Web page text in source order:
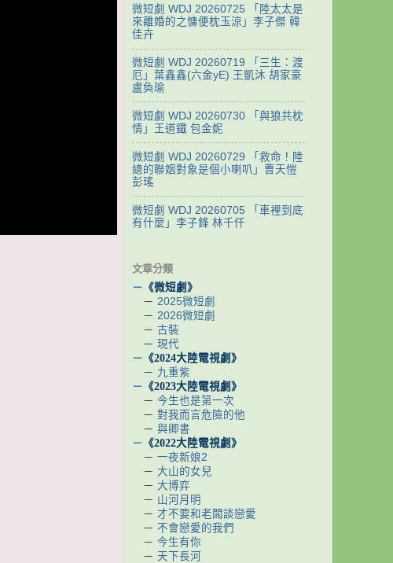
微短劇 WDJ 20260725 「陸太太是
來離婚的之慵便枕玉涼」李子傑 韓
佳卉
微短劇 WDJ 20260719 「三生：渡
厄」葉鑫鑫(六金yE) 王凱沐 胡家豪
盧奐瑜
微短劇 WDJ 20260730 「與狼共枕
情」王道鐵 包金妮
微短劇 WDJ 20260729 「救命！陸
總的聯姻對象是個小喇叭」曹天愷
彭瑤
微短劇 WDJ 20260705 「車裡到底
有什麼」李子鋒 林千仟
文章分類
－ 《微短劇》
－ 2025微短劇
－ 2026微短劇
－ 古裝
－ 現代
－ 《2024大陸電視劇》
－ 九重紫
－ 《2023大陸電視劇》
－ 今生也是第一次
－ 對我而言危險的他
－ 與卿書
－ 《2022大陸電視劇》
－ 一夜新娘2
－ 大山的女兒
－ 大博弈
－ 山河月明
－ 才不要和老闆談戀愛
－ 不會戀愛的我們
－ 今生有你
－ 天下長河